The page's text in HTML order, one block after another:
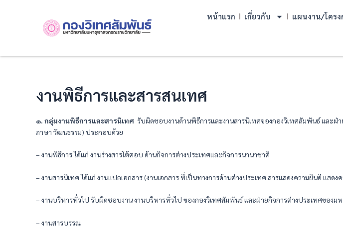
หน้าแรก เกี่ยวกับ แผนงาน/โครง
งานพิธีการและสารสนเทศ
๑. กลุ่มงานพิธีการและสารนิเทศ รับผิดชอบงานด้านพิธีการและงานสารนิเทศของกองวิเทศสัมพันธ์ และ
ภาษา วัฒนธรรม) ประกอบด้วย
– งานพิธีการ ได้แก่ งานร่างสารโต้ตอบ ด้านกิจการต่างประเทศและกิจการนานาชาติ
– งานสารนิเทศ ได้แก่ งานแปลเอกสาร (งานเอกสาร ที่เป็นทางการด้านต่างประเทศ สารแสดงความยินดี แส
– งานบริหารทั่วไป รับผิดชอบงาน งานบริหารทั่วไป ของกองวิเทศสัมพันธ์ และฝ่ายกิจการต่างประเทศของม
– งานสารบรรณ